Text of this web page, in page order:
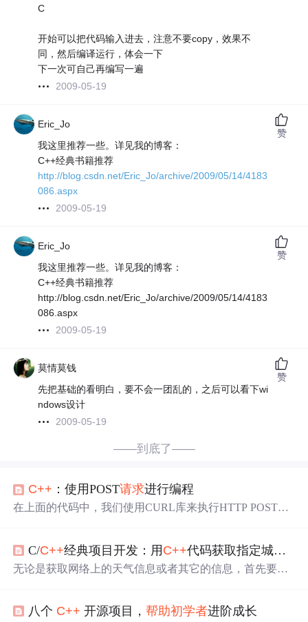
C
开始可以把代码输入进去，注意不要copy，效果不
同，然后编译运行，体会一下
下一次可自己再编写一遍
2009-05-19
Eric_Jo
我这里推荐一些。详见我的博客：
C++经典书籍推荐
http://blog.csdn.net/Eric_Jo/archive/2009/05/14/4183
086.aspx
2009-05-19
赞
Eric_Jo
我这里推荐一些。详见我的博客：
C++经典书籍推荐
http://blog.csdn.net/Eric_Jo/archive/2009/05/14/4183
086.aspx
2009-05-19
赞
莫情莫钱
先把基础的看明白，要不会一团乱的，之后可以看下wi
ndows设计
2009-05-19
赞
——到底了——
C++ ：使用POST请求进行编程
在上面的代码中，我们使用CURL库来执行HTTP POST请
POST请求来与网络上的服务器进行通信。在本文中，我将
向您展示如何在 C++中编写一个简单的程序来执行HTTP P
ST 请求。在实际应用中，您可能需要处理更复杂的HTTP
C/C++经典项目开发：用 C++代码获取指定城市的天气预报信息
无论是获取网络上的天气信息或者其它的信息，首先要做
求
，然后接收数据，对数据进行处理，然后保存到文件
八个 C++ 开源项目，帮助初学者进阶成长